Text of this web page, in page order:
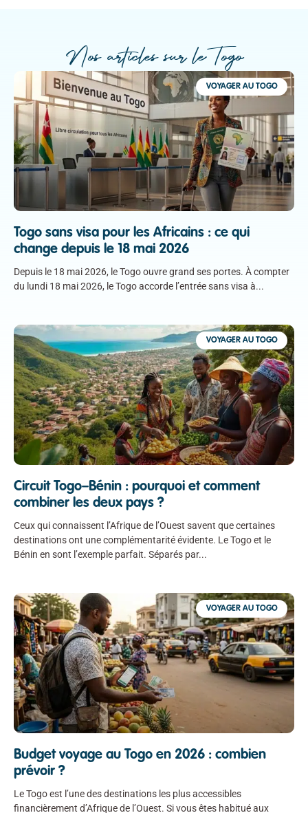
Nos articles sur le Togo
VOYAGER AU TOGO
Togo sans visa pour les Africains : ce qui
change depuis le 18 mai 2026
Depuis le 18 mai 2026, le Togo ouvre grand ses portes. À compter
du lundi 18 mai 2026, le Togo accorde l’entrée sans visa à
VOYAGER AU TOGO
Circuit Togo–Bénin : pourquoi et comment
combiner les deux pays ?
Ceux qui connaissent l’Afrique de l’Ouest savent que certaines
destinations ont une complémentarité évidente. Le Togo et le
Bénin en sont l’exemple parfait. Séparés par
VOYAGER AU TOGO
Budget voyage au Togo en 2026 : combien
prévoir ?
Le Togo est l’une des destinations les plus accessibles
financièrement d’Afrique de l’Ouest. Si vous êtes habitué aux